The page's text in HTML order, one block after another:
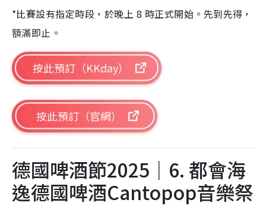
*比賽設有指定時段，於晚上 8 時正式開始。先到先得，
額滿即止。
按此預訂（KKday）
按此預訂（官網）
德國啤酒節2025｜6. 都會海
逸德國啤酒Cantopop音樂祭